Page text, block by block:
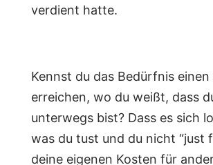
verdient hatte.
Kennst du das Bedürfnis einen
erreichen, wo du weißt, dass
unterwegs bist? Dass es sich
was du tust und du nicht “just
deine eigenen Kosten für